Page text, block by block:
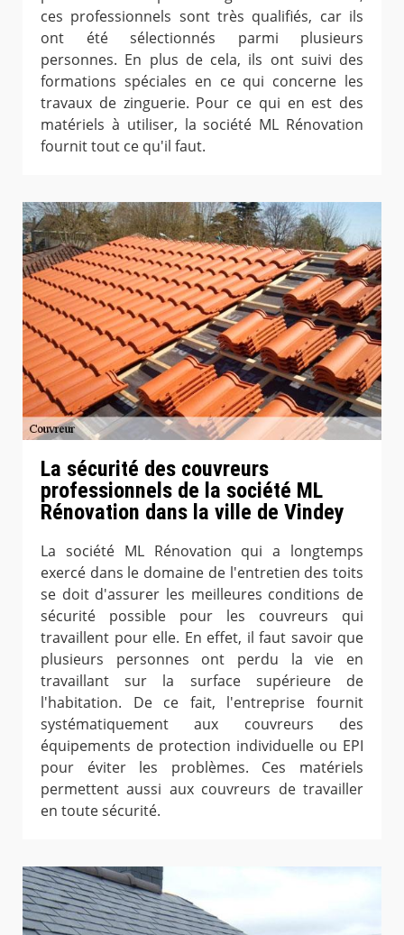
ces professionnels sont très qualifiés, car ils
ont été sélectionnés parmi plusieurs
personnes. En plus de cela, ils ont suivi des
formations spéciales en ce qui concerne les
travaux de zinguerie. Pour ce qui en est des
matériels à utiliser, la société ML Rénovation
fournit tout ce qu'il faut.
La sécurité des couvreurs
professionnels de la société ML
Rénovation dans la ville de Vindey
La société ML Rénovation qui a longtemps
exercé dans le domaine de l'entretien des toits
se doit d'assurer les meilleures conditions de
sécurité possible pour les couvreurs qui
travaillent pour elle. En effet, il faut savoir que
plusieurs personnes ont perdu la vie en
travaillant sur la surface supérieure de
l'habitation. De ce fait, l'entreprise fournit
systématiquement aux couvreurs des
équipements de protection individuelle ou EPI
pour éviter les problèmes. Ces matériels
permettent aussi aux couvreurs de travailler
en toute sécurité.